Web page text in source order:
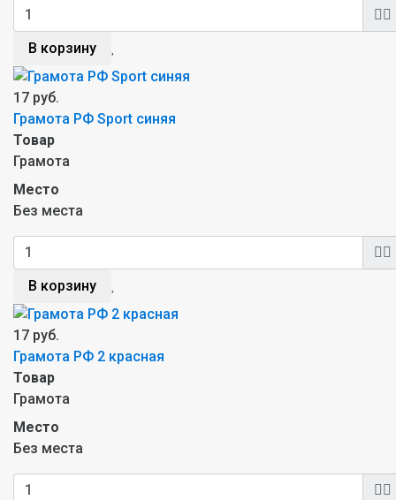
В корзину
17 руб.
Грамота РФ Sport синяя
Товар
Грамота
Место
Без места
В корзину
17 руб.
Грамота РФ 2 красная
Товар
Грамота
Место
Без места